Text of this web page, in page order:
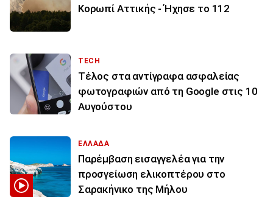
Κορωπί Αττικής - Ήχησε το 112
TECH
Τέλος στα αντίγραφα ασφαλείας
φωτογραφιών από τη Google στις 10
Αυγούστου
ΕΛΛΑΔΑ
Παρέμβαση εισαγγελέα για την
προσγείωση ελικοπτέρου στο
Σαρακήνικο της Μήλου